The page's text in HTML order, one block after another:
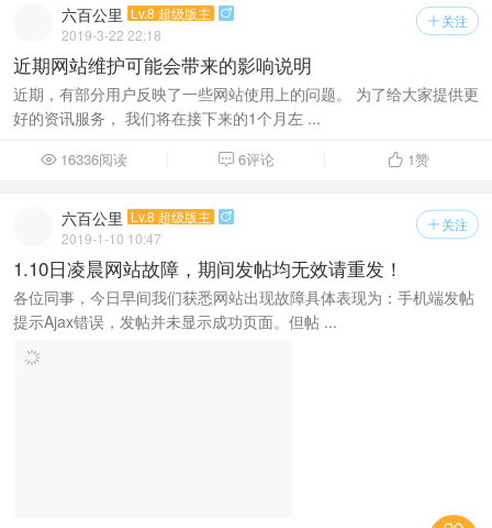
 关注
六百公里 Lv.8 超级版主 
2019-3-22 22:18
近期网站维护可能会带来的影响说明
近期，有部分用户反映了一些网站使用上的问题。 为了给大家提供更
好的资讯服务， 我们将在接下来的1个月左 ...
 16336阅读  6评论  1赞
 关注
六百公里 Lv.8 超级版主 
2019-1-10 10:47
1.10日凌晨网站故障，期间发帖均无效请重发！
各位同事，今日早间我们获悉网站出现故障具体表现为：手机端发帖
提示Ajax错误，发帖并未显示成功页面。但帖 ...